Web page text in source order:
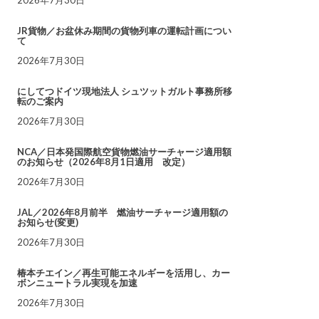
JR貨物／お盆休み期間の貨物列車の運転計画につい
て
2026年7月30日
にしてつドイツ現地法人 シュツットガルト事務所移
転のご案内
2026年7月30日
NCA／日本発国際航空貨物燃油サーチャージ適用額
のお知らせ（2026年8月1日適用 改定）
2026年7月30日
JAL／2026年8月前半 燃油サーチャージ適用額の
お知らせ(変更)
2026年7月30日
椿本チエイン／再生可能エネルギーを活用し、カー
ボンニュートラル実現を加速
2026年7月30日